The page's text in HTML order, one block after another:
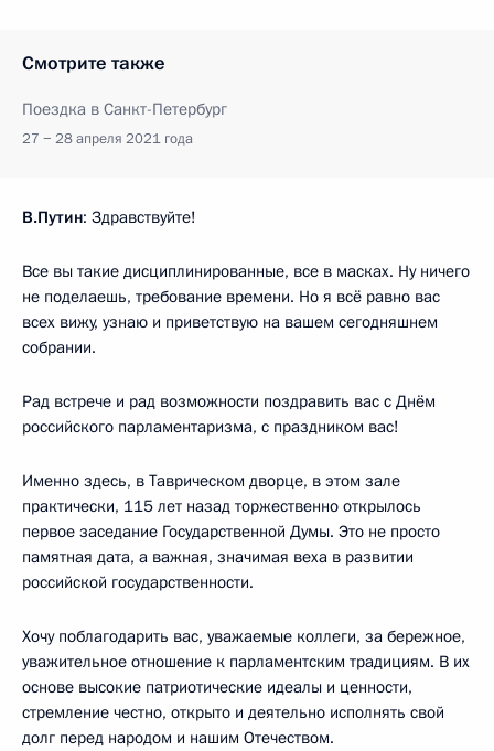
Смотрите также
Поездка в Санкт-Петербург
27 − 28 апреля 2021 года
В.Путин: Здравствуйте!
Все вы такие дисциплинированные, все в масках. Ну ничего
не поделаешь, требование времени. Но я всё равно вас
всех вижу, узнаю и приветствую на вашем сегодняшнем
собрании.
Рад встрече и рад возможности поздравить вас с Днём
российского парламентаризма, с праздником вас!
Именно здесь, в Таврическом дворце, в этом зале
практически, 115 лет назад торжественно открылось
первое заседание Государственной Думы. Это не просто
памятная дата, а важная, значимая веха в развитии
российской государственности.
Хочу поблагодарить вас, уважаемые коллеги, за бережное,
уважительное отношение к парламентским традициям. В их
основе высокие патриотические идеалы и ценности,
стремление честно, открыто и деятельно исполнять свой
долг перед народом и нашим Отечеством.